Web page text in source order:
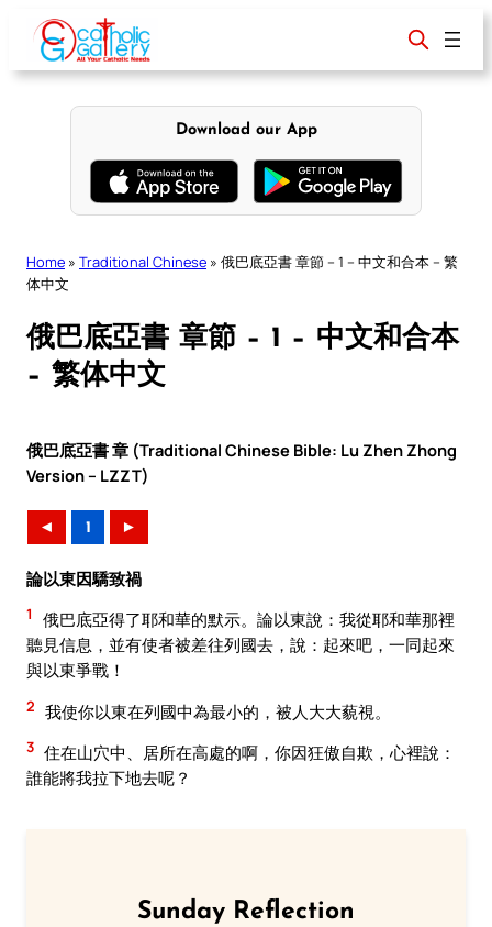
content
Download our App
Home » Traditional Chinese » 俄巴底亞書 章節 – 1 – 中文和合本 – 繁
体中文
俄巴底亞書 章節 – 1 – 中文和合本
– 繁体中文
俄巴底亞書 章 (Traditional Chinese Bible: Lu Zhen Zhong
Version – LZZT)
◄ 1 ►
論以東因驕致禍
1
俄巴底亞得了耶和華的默示。論以東說：我從耶和華那裡
聽見信息，並有使者被差往列國去，說：起來吧，一同起來
與以東爭戰！
2 我使你以東在列國中為最小的，被人大大藐視。
3 住在山穴中、居所在高處的啊，你因狂傲自欺，心裡說：
誰能將我拉下地去呢？
Sunday Reflection